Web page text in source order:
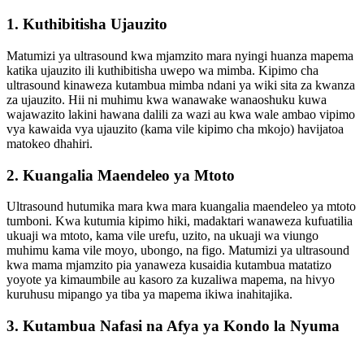
1. Kuthibitisha Ujauzito
Matumizi ya ultrasound kwa mjamzito mara nyingi huanza mapema
katika ujauzito ili kuthibitisha uwepo wa mimba. Kipimo cha
ultrasound kinaweza kutambua mimba ndani ya wiki sita za kwanza
za ujauzito. Hii ni muhimu kwa wanawake wanaoshuku kuwa
wajawazito lakini hawana dalili za wazi au kwa wale ambao vipimo
vya kawaida vya ujauzito (kama vile kipimo cha mkojo) havijatoa
matokeo dhahiri.
2. Kuangalia Maendeleo ya Mtoto
Ultrasound hutumika mara kwa mara kuangalia maendeleo ya mtoto
tumboni. Kwa kutumia kipimo hiki, madaktari wanaweza kufuatilia
ukuaji wa mtoto, kama vile urefu, uzito, na ukuaji wa viungo
muhimu kama vile moyo, ubongo, na figo. Matumizi ya ultrasound
kwa mama mjamzito pia yanaweza kusaidia kutambua matatizo
yoyote ya kimaumbile au kasoro za kuzaliwa mapema, na hivyo
kuruhusu mipango ya tiba ya mapema ikiwa inahitajika.
3. Kutambua Nafasi na Afya ya Kondo la Nyuma